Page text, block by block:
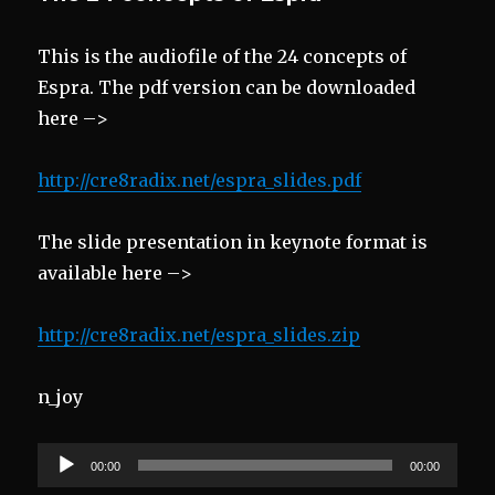
This is the audiofile of the 24 concepts of
Espra. The pdf version can be downloaded
here –>
http://cre8radix.net/espra_slides.pdf
The slide presentation in keynote format is
available here –>
http://cre8radix.net/espra_slides.zip
n_joy
Audio
Player
00:00 00:00